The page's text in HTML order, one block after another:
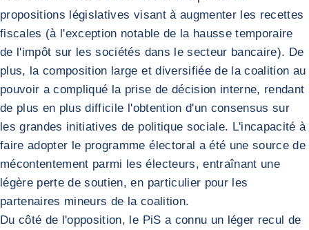
propositions législatives visant à augmenter les recettes
fiscales (à l'exception notable de la hausse temporaire
de l'impôt sur les sociétés dans le secteur bancaire). De
plus, la composition large et diversifiée de la coalition au
pouvoir a compliqué la prise de décision interne, rendant
de plus en plus difficile l'obtention d'un consensus sur
les grandes initiatives de politique sociale. L'incapacité à
faire adopter le programme électoral a été une source de
mécontentement parmi les électeurs, entraînant une
légère perte de soutien, en particulier pour les
partenaires mineurs de la coalition.
Du côté de l'opposition, le PiS a connu un léger recul de